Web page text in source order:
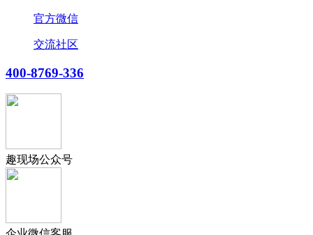
官方微信
交流社区
400-8769-336
趣现场公众号